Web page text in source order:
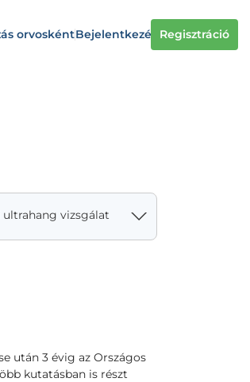
orvoskéntBejelentkezés Regisztráció
ultrahang vizsgálat
után 3 évig az Országos
kutatásban is részt